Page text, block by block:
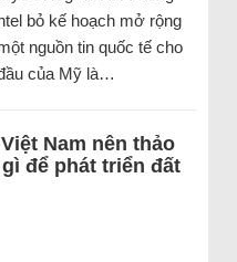
bỏ kế hoạch mở rộng
nguồn tin quốc tế cho
của Mỹ là…
Nam nên thảo
gì để phát triển đất